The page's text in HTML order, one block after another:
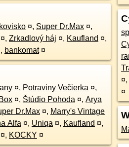
¤, Super Dr.Max ¤,
¤, Zrkadlový háj ¤, Kaufland ¤,
, bankomat ¤
¤, Potraviny Večierka ¤,
¤, Štúdio Pohoda ¤, Arya
Dr.Max ¤, Marry's Vintage
Alfa ¤, Uniqa ¤, Kaufland ¤,
¤, KOCKY ¤
¤,
¤